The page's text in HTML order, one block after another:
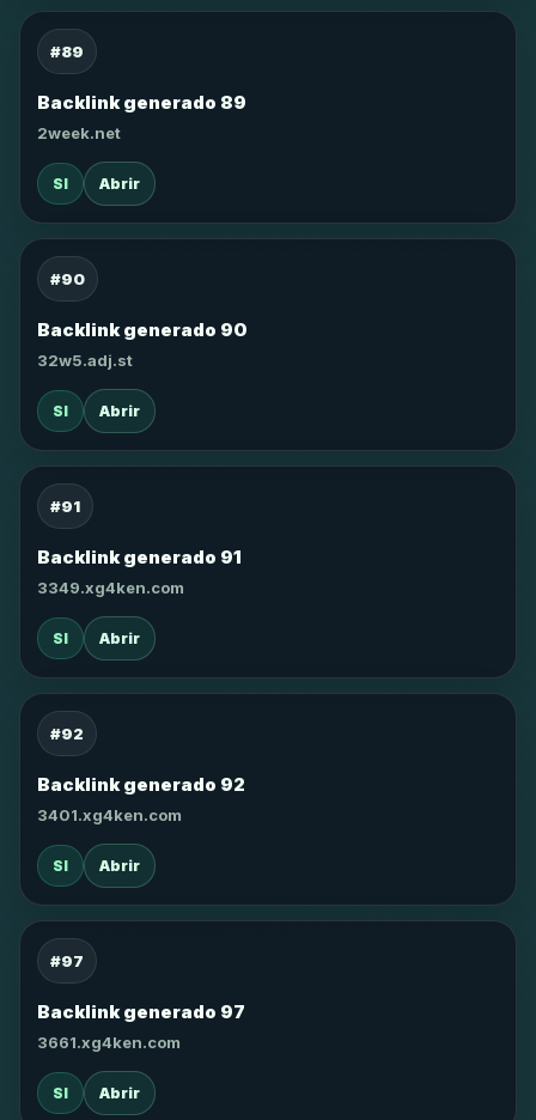
#89
Backlink generado 89
2week.net
SI Abrir
#90
Backlink generado 90
32w5.adj.st
SI Abrir
#91
Backlink generado 91
3349.xg4ken.com
SI Abrir
#92
Backlink generado 92
3401.xg4ken.com
SI Abrir
#97
Backlink generado 97
3661.xg4ken.com
SI Abrir